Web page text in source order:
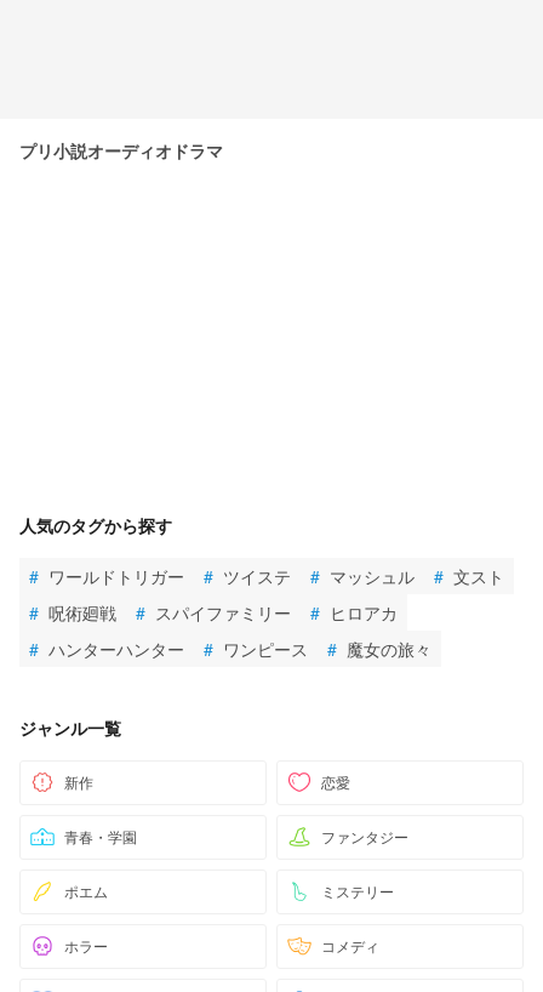
プリ小説オーディオドラマ
人気のタグから探す
# ワールドトリガー # ツイステ # マッシュル # 文スト
# 呪術廻戦 # スパイファミリー # ヒロアカ
# ハンターハンター # ワンピース # 魔女の旅々
ジャンル一覧
新作 恋愛
青春・学園 ファンタジー
ポエム ミステリー
ホラー コメディ